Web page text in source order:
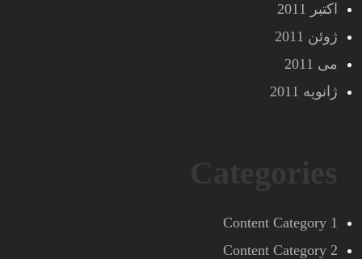
اکتبر 2011
ژوئن 2011
می 2011
ژانویه 2011
Content Category 1
Content Category 2